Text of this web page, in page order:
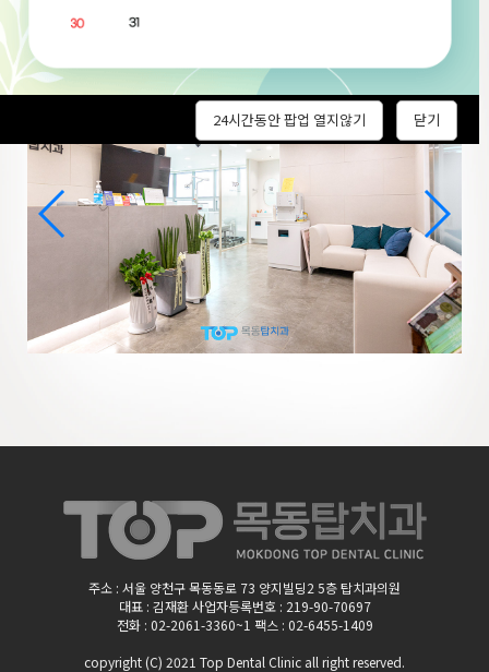
주소 : 서울 양천구 목동동로 73 양지빌딩2 5층 탑치과의원
대표 : 김재환 사업자등록번호 : 219-90-70697
전화 : 02-2061-3360~1 팩스 : 02-6455-1409
copyright (C) 2021 Top Dental Clinic all right reserved.